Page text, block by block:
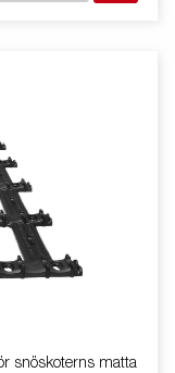
snöskoterns matta